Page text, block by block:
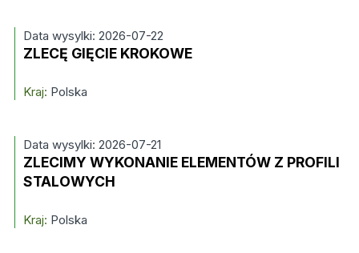
Data wysylki: 2026-07-22
ZLECĘ GIĘCIE KROKOWE
Kraj: Polska
Data wysylki: 2026-07-21
ZLECIMY WYKONANIE ELEMENTÓW Z PROFILI
STALOWYCH
Kraj: Polska